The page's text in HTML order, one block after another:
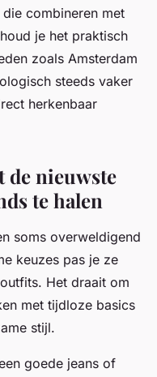
combineren met
je het praktisch
zoals Amsterdam
steeds vaker
herkenbaar
de nieuwste
te halen
soms overweldigend
keuzes pas je ze
Het draait om
met tijdloze basics
stijl.
goede jeans of